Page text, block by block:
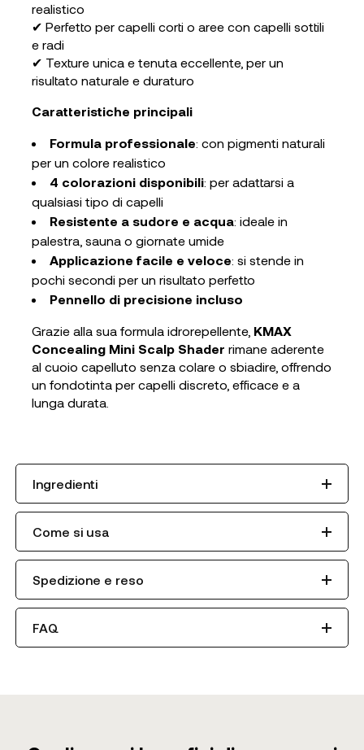
realistico
✔ Perfetto per capelli corti o aree con capelli sottili
e radi
✔ Texture unica e tenuta eccellente, per un
risultato naturale e duraturo
Caratteristiche principali
Formula professionale: con pigmenti naturali
per un colore realistico
4 colorazioni disponibili: per adattarsi a
qualsiasi tipo di capelli
Resistente a sudore e acqua: ideale in
palestra, sauna o giornate umide
Applicazione facile e veloce: si stende in
pochi secondi per un risultato perfetto
Pennello di precisione incluso
Grazie alla sua formula idrorepellente, KMAX
Concealing Mini Scalp Shader rimane aderente
al cuoio capelluto senza colare o sbiadire, offrendo
un fondotinta per capelli discreto, efficace e a
lunga durata.
Ingredienti
Come si usa
Spedizione e reso
FAQ